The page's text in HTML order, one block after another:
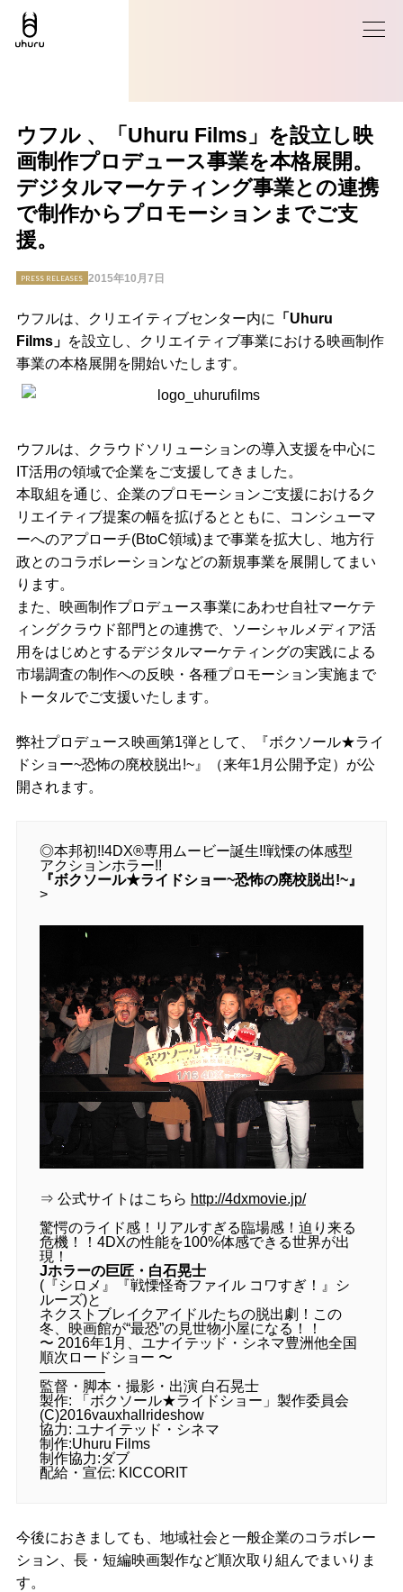
ウフル 、「Uhuru Films」を設立し映
画制作プロデュース事業を本格展開。
デジタルマーケティング事業との連携
で制作からプロモーションまでご支
援。
PRESS RELEASES 2015年10月7日
ウフルは、クリエイティブセンター内に
「Uhuru
Films」 を設立し、クリエイティブ事業における映画制作
事業の本格展開を開始いたします。
ウフルは、クラウドソリューションの導入支援を中心に
IT活用の領域で企業をご支援してきました。
本取組を通じ、企業のプロモーションご支援におけるク
リエイティブ提案の幅を拡げるとともに、コンシューマ
ーへのアプローチ(BtoC領域)まで事業を拡大し、地方行
政とのコラボレーションなどの新規事業を展開してまい
ります。
また、映画制作プロデュース事業にあわせ自社マーケテ
ィングクラウド部門との連携で、ソーシャルメディア活
用をはじめとするデジタルマーケティングの実践による
市場調査の制作への反映・各種プロモーション実施まで
トータルでご支援いたします。
弊社プロデュース映画第1弾として、『ボクソール★ライ
ドショー~恐怖の廃校脱出!~』（来年1月公開予定）が公
開されます。
◎本邦初!!4DX®専用ムービー誕生!!戦慄の体感型
アクションホラー!!
『ボクソール★ライドショー~恐怖の廃校脱出!~』
>
⇒ 公式サイトはこちら http://4dxmovie.jp/
驚愕のライド感！リアルすぎる臨場感！迫り来る
危機！！4DXの性能を100%体感できる世界が出
現！
Jホラーの巨匠・白石晃士
(『シロメ』『戦慄怪奇ファイル コワすぎ！』シ
ルーズ)と
ネクストブレイクアイドルたちの脱出劇！この
冬、映画館が“最恐”の見世物小屋になる！！
〜 2016年1月、ユナイテッド・シネマ豊洲他全国
順次ロードショー 〜
————–
監督・脚本・撮影・出演 白石晃士
製作: 「ボクソール★ライドショー」製作委員会
(C)2016vauxhallrideshow
協力: ユナイテッド・シネマ
制作:Uhuru Films
制作協力:ダブ
配給・宣伝: KICCORIT
今後におきましても、地域社会と一般企業のコラボレー
ション、長・短編映画製作など順次取り組んでまいりま
す。